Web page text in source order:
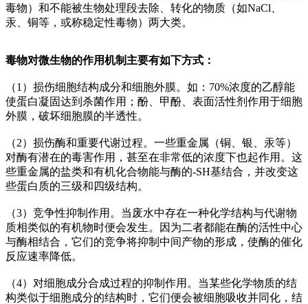
毒物）和不能被生物处理段去除、转化的物质（如NaCl、
汞、铜等，或称稳定性毒物）两大类。
毒物对微生物的作用机制主要有如下方式：
（1）损伤细胞结构成分和细胞外膜。如：70%浓度的乙醇能
使蛋白凝固达到杀菌作用；酚、甲酚、表面活性剂作用于细胞
外膜，破坏细胞膜的半透性。
（2）损伤酶和重要代谢过程。一些重金属（铜、银、汞等）
对酶有潜在的毒害作用，甚至在非常低的浓度下也起作用。这
些重金属的盐类和有机化合物能与酶的-SH基结合，并改变这
些蛋白质的三级和四级结构。
（3）竞争性抑制作用。当废水中存在一种化学结构与代谢物
质相类似的有机物时便会发生。因为二者都能在酶的活性中心
与酶相结合，它们的竞争将抑制中间产物的形成，使酶的催化
反应速率降低。
（4）对细胞成分合成过程的抑制作用。当某些化学物质的结
构类似于细胞成分的结构时，它们便会被细胞吸收并同化，结